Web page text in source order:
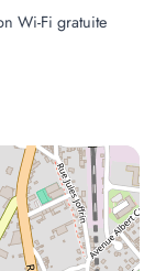
Wi-Fi gratuite